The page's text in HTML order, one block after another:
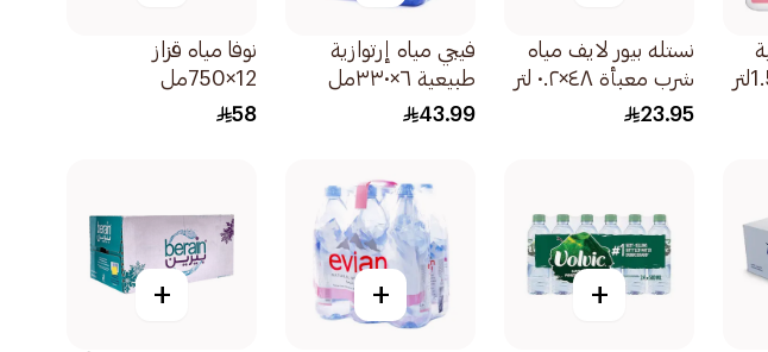
نستله بيور لايف مياه
شرب معبأة ٤٨×٠.٢ لتر
23.95
فيجي مياه إرتوازية
طبيعية ٦×٣٣٠مل
43.99
نوفا مياه قزاز
12×750مل
58
+
+
+